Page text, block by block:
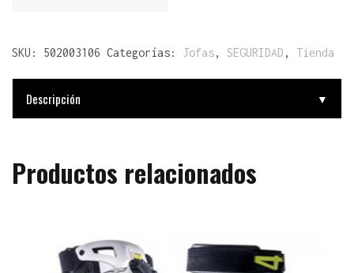
SKU: 502003106 Categorías: Jofas, SEGURIDAD , Tienda
Descripción ▼
Productos relacionados